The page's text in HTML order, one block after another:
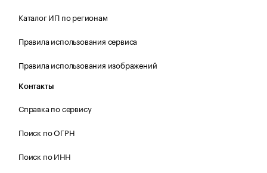
Каталог ИП по регионам
Правила использования сервиса
Правила использования изображений
Контакты
Справка по сервису
Поиск по ОГРН
Поиск по ИНН